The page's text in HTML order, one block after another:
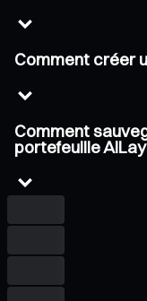
Comment créer
Comment
portefeuille